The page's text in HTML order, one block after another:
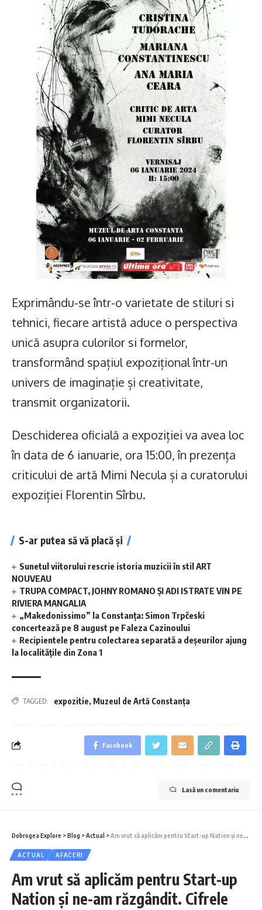
Exprimându-se într-o varietate de stiluri si
tehnici, fiecare artistă aduce o perspectiva
unică asupra culorilor si formelor,
transformând spațiul expozițional într-un
univers de imaginație și creativitate,
transmit organizatorii.
Deschiderea oficială a expoziției va avea loc
în data de 6 ianuarie, ora 15:00, în prezența
criticului de artă Mimi Necula și a curatorului
expoziției Florentin Sîrbu.
S-ar putea să vă placă și
Sunetul viitorului rescrie istoria muzicii în stil ART
NOUVEAU
TRUPA COMPACT, JOHNY ROMANO ȘI ADI ISTRATE VIN PE
RIVIERA MANGALIA
„Makedonissimo” la Constanța: Simon Trpčeski
concertează pe 8 august pe Faleza Cazinoului
Recipientele pentru colectarea separată a deșeurilor ajung
la localitățile din Zona 1
TAGGED: expozitie, Muzeul de Artă Constanța
Facebook
Lasă un comentariu
Dobrogea Explore >Blog >Actual >Am vrut să aplicăm pentru Start-up Nation și ne-am răzgândit. Cifrele care arată că am greșit
ACTUAL AFACERI
Am vrut să aplicăm pentru Start-up
Nation și ne-am răzgândit. Cifrele